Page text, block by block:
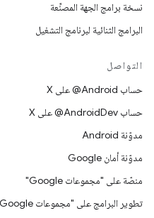
نسخة برامج الجهة المصنِّعة
البرامج الثنائية لبرنامج التشغيل
التواصل
حساب ‎@Android على X
حساب ‎@AndroidDev على X
مدوّنة Android
مدوّنة أمان Google
منصّة على "مجموعات Google"
تطوير البرامج على "مجموعات Google"